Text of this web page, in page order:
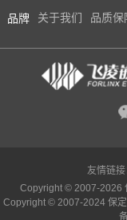
品牌 关于我们 品质保
友情链接
Copyright © 2007-2026
Copyright © 2007-2024 保